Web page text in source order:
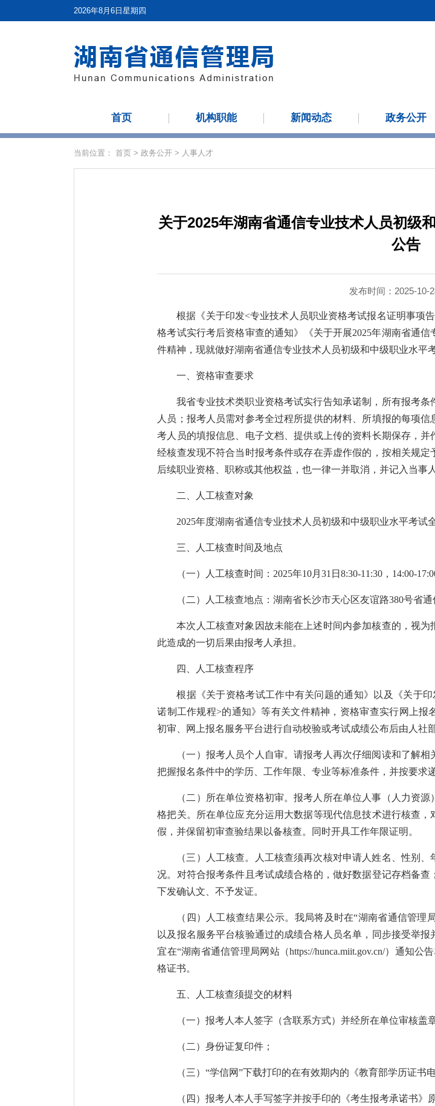
2026年8月6日星期四
首页 机构职能 新闻动态 政务公开
当前位置： 首页 > 政务公开 > 人事人才
关于2025年湖南省通信专业技术人员初级
公告
发布时间：2025-10-
根据《关于印发<专业技术人员职业资格考试报名证明事项
格考试实行考后资格审查的通知》《关于开展2025年湖南省通
件精神，现就做好湖南省通信专业技术人员初级和中级职业水平
一、资格审查要求
我省专业技术类职业资格考试实行告知承诺制，所有报考
人员；报考人员需对参考全过程所提供的材料、所填报的每项
考人员的填报信息、电子文档、提供或上传的资料长期保存，
经核查发现不符合当时报考条件或存在弄虚作假的，按相关规
后续职业资格、职称或其他权益，也一律一并取消，并记入当事
二、人工核查对象
2025年度湖南省通信专业技术人员初级和中级职业水平考试
三、人工核查时间及地点
（一）人工核查时间：2025年10月31日8:30-11:30，14:00-
（二）人工核查地点：湖南省长沙市天心区友谊路380号省通
本次人工核查对象因故未能在上述时间内参加核查的，视
此造成的一切后果由报考人承担。
四、人工核查程序
根据《关于资格考试工作中有关问题的通知》以及《关于
诺制工作规程>的通知》等有关文件精神，资格审查实行网上
初审、网上报名服务平台进行自动校验或考试成绩公布后由人社
（一）报考人员个人自审。请报考人再次仔细阅读和了解
把握报名条件中的学历、工作年限、专业等标准条件，并按要求
（二）所在单位资格初审。报考人所在单位人事（人力资
格把关。所在单位应充分运用大数据等现代信息技术进行核查
假，并保留初审查验结果以备核查。同时开具工作年限证明。
（三）人工核查。人工核查须再次核对申请人姓名、性别
况。对符合报考条件且考试成绩合格的，做好数据登记存档备
下发确认文、不予发证。
（四）人工核查结果公示。我局将及时在“湖南省通信管理
以及报名服务平台核验通过的成绩合格人员名单，同步接受举
宜在“湖南省通信管理局网站（https://hunca.miit.gov.cn/）通知
格证书。
五、人工核查须提交的材料
（一）报考人本人签字（含联系方式）并经所在单位审核
（二）身份证复印件；
（三）“学信网”下载打印的在有效期内的《教育部学历证书
（四）报考人本人手写签字并按手印的《考生报考承诺书》